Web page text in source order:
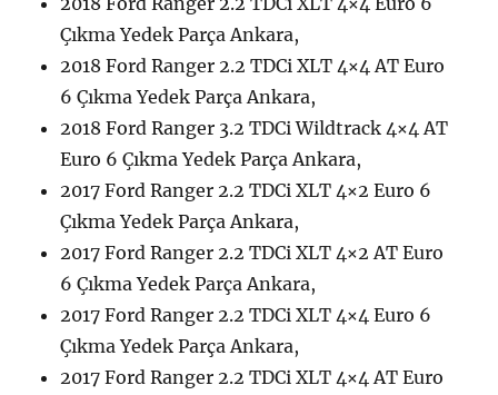
Çıkma Yedek Parça Ankara,
2018 Ford Ranger 2.2 TDCi XLT 4×4 AT Euro
6 Çıkma Yedek Parça Ankara,
2018 Ford Ranger 3.2 TDCi Wildtrack 4×4 AT
Euro 6 Çıkma Yedek Parça Ankara,
2017 Ford Ranger 2.2 TDCi XLT 4×2 Euro 6
Çıkma Yedek Parça Ankara,
2017 Ford Ranger 2.2 TDCi XLT 4×2 AT Euro
6 Çıkma Yedek Parça Ankara,
2017 Ford Ranger 2.2 TDCi XLT 4×4 Euro 6
Çıkma Yedek Parça Ankara,
2017 Ford Ranger 2.2 TDCi XLT 4×4 AT Euro